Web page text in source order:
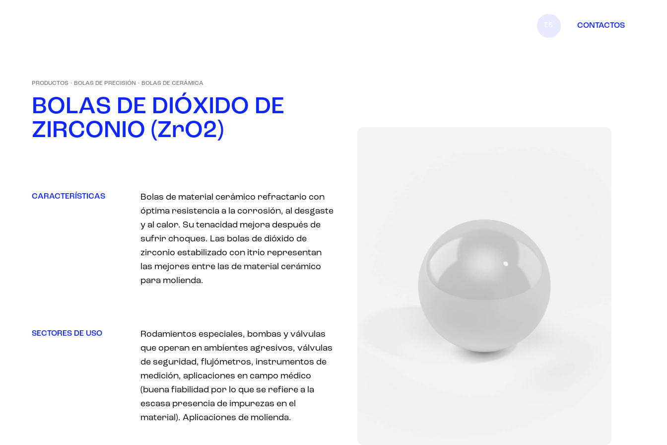
ES CONTACTOS
PRODUCTOS · BOLAS DE PRECISIÓN · BOLAS DE CERÁMICA
BOLAS DE DIÓXIDO DE
ZIRCONIO (ZrO2)
CARACTERÍSTICAS
Bolas de material cerámico refractario con
óptima resistencia a la corrosión, al desgaste
y al calor. Su tenacidad mejora después de
sufrir choques. Las bolas de dióxido de
zirconio estabilizado con itrio representan
las mejores entre las de material cerámico
para molienda.
SECTORES DE USO
Rodamientos especiales, bombas y válvulas
que operan en ambientes agresivos, válvulas
de seguridad, flujómetros, instrumentos de
medición, aplicaciones en campo médico
(buena fiabilidad por lo que se refiere a la
escasa presencia de impurezas en el
material). Aplicaciones de molienda.